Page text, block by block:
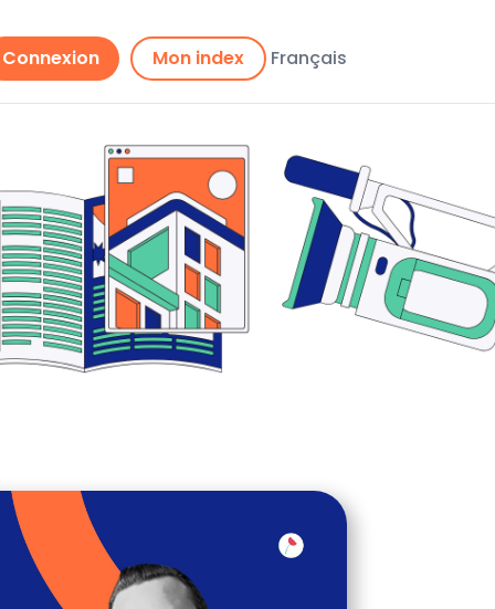
Connexion Mon index Français